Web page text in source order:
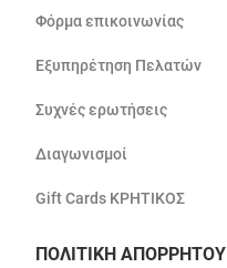
Φόρμα επικοινωνίας
Εξυπηρέτηση Πελατών
Συχνές ερωτήσεις
Διαγωνισμοί
Gift Cards ΚΡΗΤΙΚΟΣ
ΠΟΛΙΤΙΚΗ ΑΠΟΡΡΗΤΟΥ